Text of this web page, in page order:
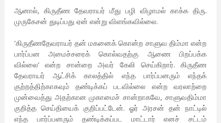
ஆனால், கிருதீண தேவராயர் மீது பழி விழாமல் காக்க திரு.
முருகேசன் துடிப்பது ஏன் என்று விளங்கவில்லை.
‘கிருதீணதேவராயர் தன் மகனைக் கொன்ற சாளுவ திம்மா என்ற
பார்ப்பன‌ அமைச்சரைக் கொல்வதற்கு ஆணை பிறப்பக்க
வில்லை’ என்ற சான்றை அவர் கேலி செய்கிறார். கிருதீண
தேவராயர் ஆட்சிக் காலத்தில் எந்த பார்ப்பன‌ரும் எந்தக்
குற்றத்திற்காகவும் தண்டிக்கப் படவில்லை என்ற வரலாற்றை
முன்வைத்து அதற்கான முகாமைச் சான்றாகவே, சாளுவதிம்மா
குறித்த செய்தியைக் குறிப்பட்டேன். ஓர் அரசன் தன் நாட்டில்
எந்த பார்ப்பன‌ரும் தண்டிக்கப்பட மாட்டார் எனச் சட்டம்